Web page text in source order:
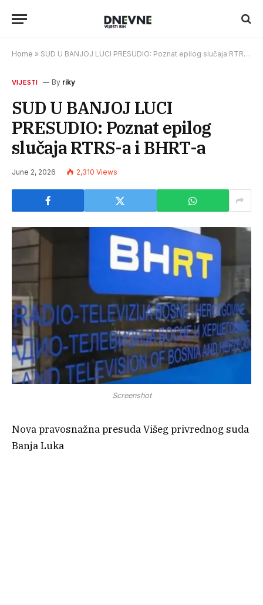
Home » SUD U BANJOJ LUCI PRESUDIO: Poznat epilog slučaja RTRS-a i BHRT-a
VIJESTI By riky
SUD U BANJOJ LUCI
PRESUDIO: Poznat epilog
slučaja RTRS-a i BHRT-a
June 2, 2026 2,310 Views
Screenshot
Nova pravosnažna presuda Višeg privrednog suda
Banja Luka